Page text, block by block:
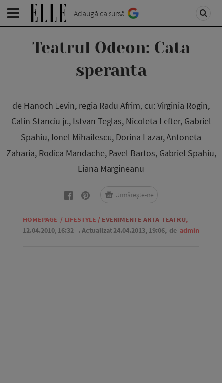
Adaugă ca sursă
Teatrul Odeon: Cata
speranta
de Hanoch Levin, regia Radu Afrim, cu: Virginia Rogin,
Calin Stanciu jr., Istvan Teglas, Nicoleta Lefter, Gabriel
Spahiu, Ionel Mihailescu, Dorina Lazar, Antoneta
Zaharia, Rodica Mandache, Pavel Bartos, Gabriel Spahiu,
Liana Margineanu
HOMEPAGE / LIFESTYLE / EVENIMENTE ARTA-TEATRU,
12.04.2010, 16:32 . Actualizat 24.04.2013, 19:06, de admin
Urmărește-ne